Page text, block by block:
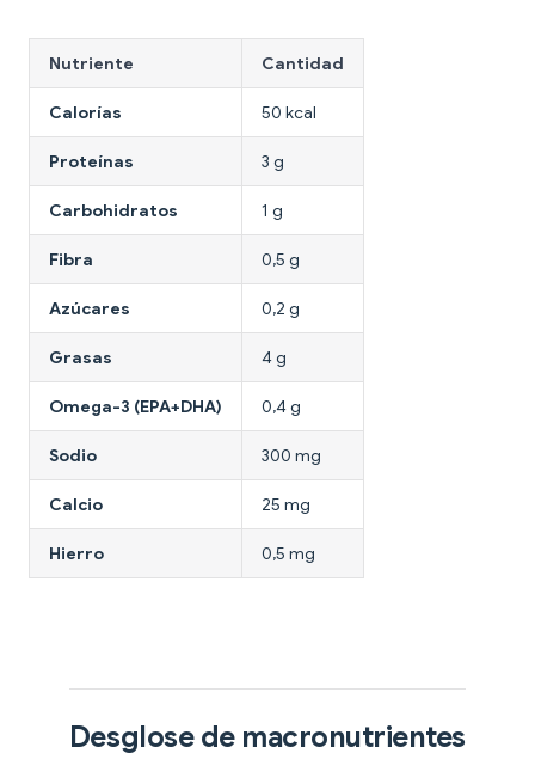
Nutriente Cantidad
Calorías 50 kcal
Proteínas 3 g
Carbohidratos 1 g
Fibra 0,5 g
Azúcares 0,2 g
Grasas 4 g
Omega-3 (EPA+DHA) 0,4 g
Sodio 300 mg
Calcio 25 mg
Hierro 0,5 mg
Desglose de macronutrientes